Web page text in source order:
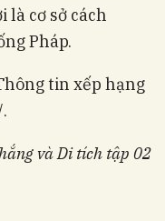
là cơ sở cách
Pháp.
tin xếp hạng
và Di tích tập 02